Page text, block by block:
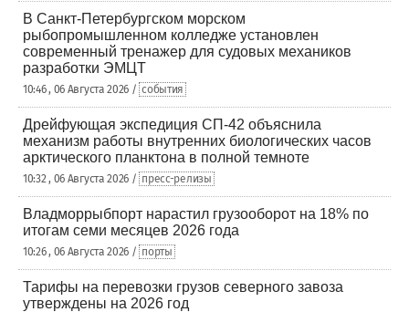
В Санкт-Петербургском морском
рыбопромышленном колледже установлен
современный тренажер для судовых механиков
разработки ЭМЦТ
10:46 , 06 Августа 2026 / события
Дрейфующая экспедиция СП-42 объяснила
механизм работы внутренних биологических часов
арктического планктона в полной темноте
10:32 , 06 Августа 2026 / пресс-релизы
Владморрыбпорт нарастил грузооборот на 18% по
итогам семи месяцев 2026 года
10:26 , 06 Августа 2026 / порты
Тарифы на перевозки грузов северного завоза
утверждены на 2026 год